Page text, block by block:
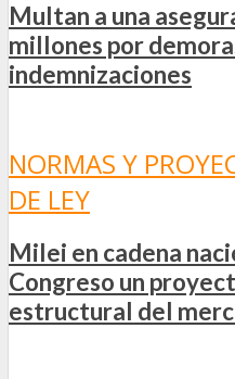
Multan a una
millones por
indemnizaciones
NORMAS Y
DE LEY
Milei en cadena
Congreso un
estructural del